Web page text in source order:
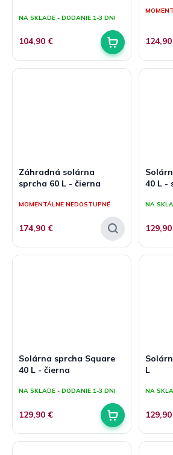
hodnotenie
5,0
5
NA SKLADE - DODANIE 1-3 DNI
104,90 €
Záhradná solárna
sprcha 60 L - čierna
MOMENTÁLNE NEDOSTUPNÉ
174,90 €
40 L -
NA
Solárna sprcha Square
40 L - čierna
NA SKLADE - DODANIE 1-3 DNI
129,90 €
L
NA